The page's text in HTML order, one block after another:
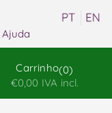
Ajuda
Carrinho 0
€0,00 IVA incl.